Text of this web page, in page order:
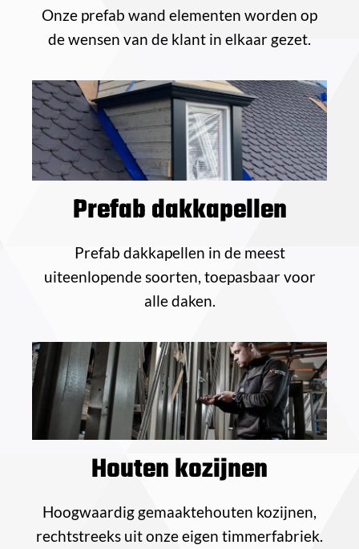
Onze prefab wand elementen worden op
de wensen van de klant in elkaar gezet.
Prefab dakkapellen
Prefab dakkapellen in de meest
uiteenlopende soorten, toepasbaar voor
alle daken.
Houten kozijnen
Hoogwaardig gemaaktehouten kozijnen,
rechtstreeks uit onze eigen timmerfabriek.